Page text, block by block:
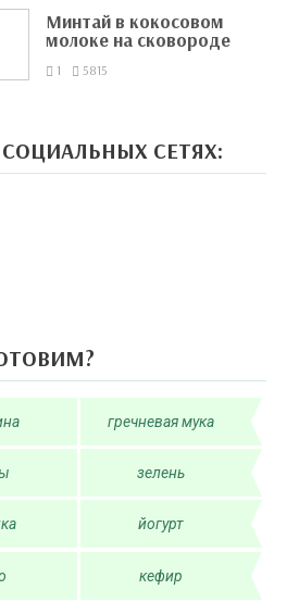
Минтай в кокосовом
молоке на сковороде
1 5815
СЕТЯХ:
гречневая мука
зелень
йогурт
кефир